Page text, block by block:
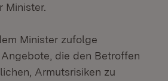
Minister.
Minister zufolge
die den Betroffen
Armutsrisiken zu